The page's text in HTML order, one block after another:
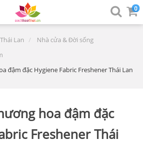
0
Lan
Nhà cửa & Đời sống
đậm đặc Hygiene Fabric Freshener Thái Lan
hoa đậm đặc
Freshener Thái